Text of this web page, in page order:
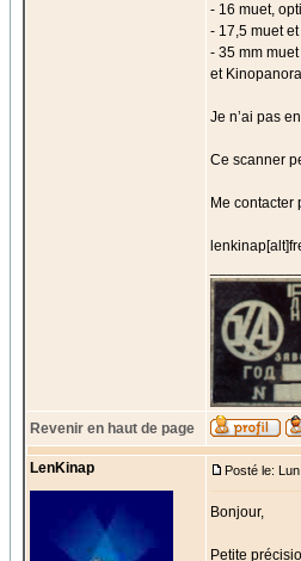
- 16 muet,
- 17,5 muet
- 35 mm
et
Je n’ai pas
Ce scanner
Me contacter
Revenir en haut de page
LenKinap Posté le:
Bonjour,
Petite